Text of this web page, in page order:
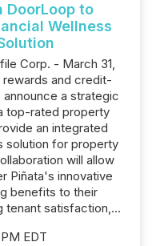
DoorLoop to
Wellness
Corp. - March 31,
rewards and credit-
a strategic
top-rated property
an integrated
solution for property
will allow
Piñata's innovative
benefits to their
tenant satisfaction,...
EDT